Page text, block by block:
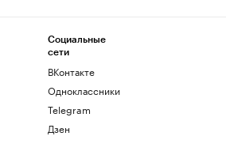
Социальные
сети
ВКонтакте
Одноклассники
Telegram
Дзен